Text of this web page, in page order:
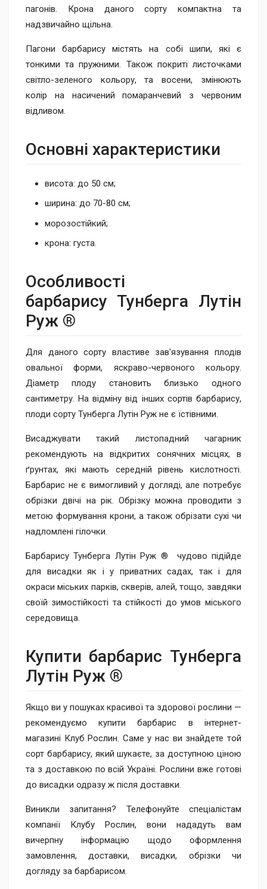
пагонів. Крона даного сорту компактна та
надзвичайно щільна.
Пагони барбарису містять на собі шипи, які є
тонкими та пружними. Також покриті листочками
світло-зеленого кольору, та восени, змінюють
колір на насичений помаранчевий з червоним
відливом.
Основні характеристики
висота: до 50 см;
ширина: до 70-80 см;
морозостійкий;
крона: густа.
Особливості
барбарису Тунберга Лутін
Руж ®
Для даного сорту властиве зав'язування плодів
овальної форми, яскраво-червоного кольору.
Діаметр плоду становить близько одного
сантиметру. На відміну від інших сортів барбарису,
плоди сорту Тунберга Лутін Руж не є їстівними.
Висаджувати такий листопадний чагарник
рекомендують на відкритих сонячних місцях, в
ґрунтах, які мають середній рівень кислотності.
Барбарис не є вимогливий у догляді, але потребує
обрізки двічі на рік. Обрізку можна проводити з
метою формування крони, а також обрізати сухі чи
надломлені гілочки.
Барбарису Тунберга Лутін Руж ® чудово підійде
для висадки як і у приватних садах, так і для
окраси міських парків, скверів, алей, тощо, завдяки
своїй зимостійкості та стійкості до умов міського
середовища.
Купити барбарис Тунберга
Лутін Руж ®
Якщо ви у пошуках красивої та здорової рослини —
рекомендуємо купити барбарис в інтернет-
магазині Клуб Рослин. Саме у нас ви знайдете той
сорт барбарису, який шукаєте, за доступною ціною
та з доставкою по всій Україні. Рослини вже готові
до висадки одразу ж після доставки.
Виникли запитання? Телефонуйте спеціалістам
компанії Клубу Рослин, вони нададуть вам
вичерпну інформацію щодо оформлення
замовлення, доставки, висадки, обрізки чи
догляду за барбарисом.